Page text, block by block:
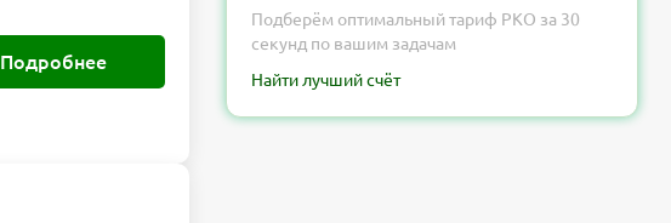
Подробнее
Подберём оптимальный тариф РКО за 30
секунд по вашим задачам
Найти лучший счёт